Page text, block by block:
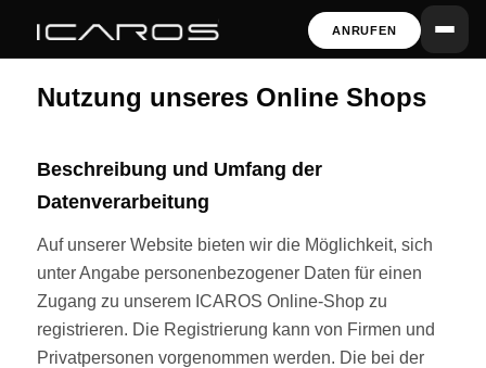
ANRUFEN
Nutzung unseres Online Shops
Beschreibung und Umfang der
Datenverarbeitung
Auf unserer Website bieten wir die Möglichkeit, sich
unter Angabe personenbezogener Daten für einen
Zugang zu unserem ICAROS Online-Shop zu
registrieren. Die Registrierung kann von Firmen und
Privatpersonen vorgenommen werden. Die bei der